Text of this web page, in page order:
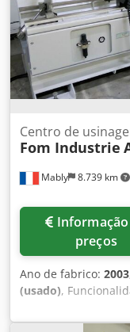
GERAIS: 3250 x
TRANSPORTADOR
PRESSÃO;
Mably 8.739 km
Centro de
Fom Industrie
preços
Ano de fabrico: 2003
(usado),
IDRACAM Eixo X,
mm Eixo Z, curso